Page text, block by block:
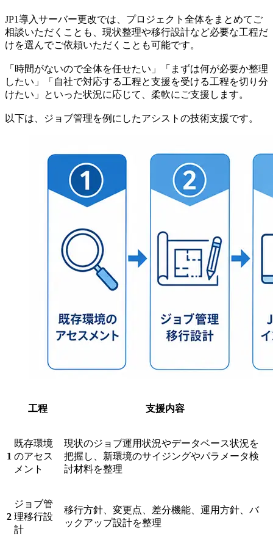
JP1導入サーバー更改では、プロジェクト全体をまとめてご
相談いただくことも、現状整理や移行設計など必要な工程だ
けを選んでご依頼いただくことも可能です。
「時間がないので全体を任せたい」「まずは何が必要か整理
したい」「自社で対応する工程と支援を受ける工程を切り分
けたい」といった状況に応じて、柔軟にご支援します。
以下は、ジョブ管理を例にしたアシストの技術支援です。
工程 支援内容
1
既存環境
のアセス
メント
現状のジョブ運用状況やデータベース状況を
把握し、新環境のサイジングやパラメータ検
討材料を整理
2
ジョブ管
理移行設
計
移行方針、変更点、差分機能、運用方針、バ
ックアップ設計を整理